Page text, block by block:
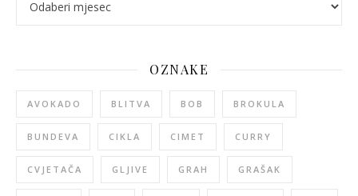
OZNAKE
AVOKADO BLITVA BOB BROKULA
BUNDEVA CIKLA CIMET CURRY
CVJETAČA GLJIVE GRAH GRAŠAK